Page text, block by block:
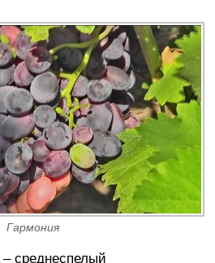
Гармония
– среднеспелый